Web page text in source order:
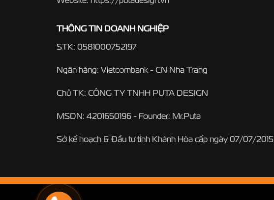
THÔNG TIN DOANH NGHIỆP
STK: 0581000752197
Ngân hàng: Vietcombank - CN Nha Trang
Chủ TK: CÔNG TY TNHH PUTA DESIGN
MSDN: 4201650196 - Founder: Mr.Puta
Sở kế hoạch & Đầu tư tỉnh Khánh Hòa cấp ngày 07/07/2015